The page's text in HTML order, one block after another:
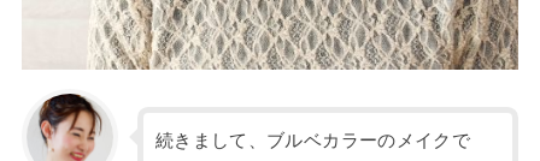
続きまして、ブルベカラーのメイクで